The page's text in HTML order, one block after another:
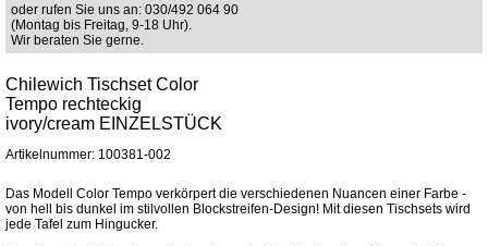
oder rufen Sie uns an: 030/492 064 90
(Montag bis Freitag, 9-18 Uhr).
Wir beraten Sie gerne.
Chilewich Tischset Color
Tempo rechteckig
ivory/cream EINZELSTÜCK
Artikelnummer: 100381-002
Das Modell Color Tempo verkörpert die verschiedenen Nuancen einer Farbe -
von hell bis dunkel im stilvollen Blockstreifen-Design! Mit diesen Tischsets wird
jede Tafel zum Hingucker.